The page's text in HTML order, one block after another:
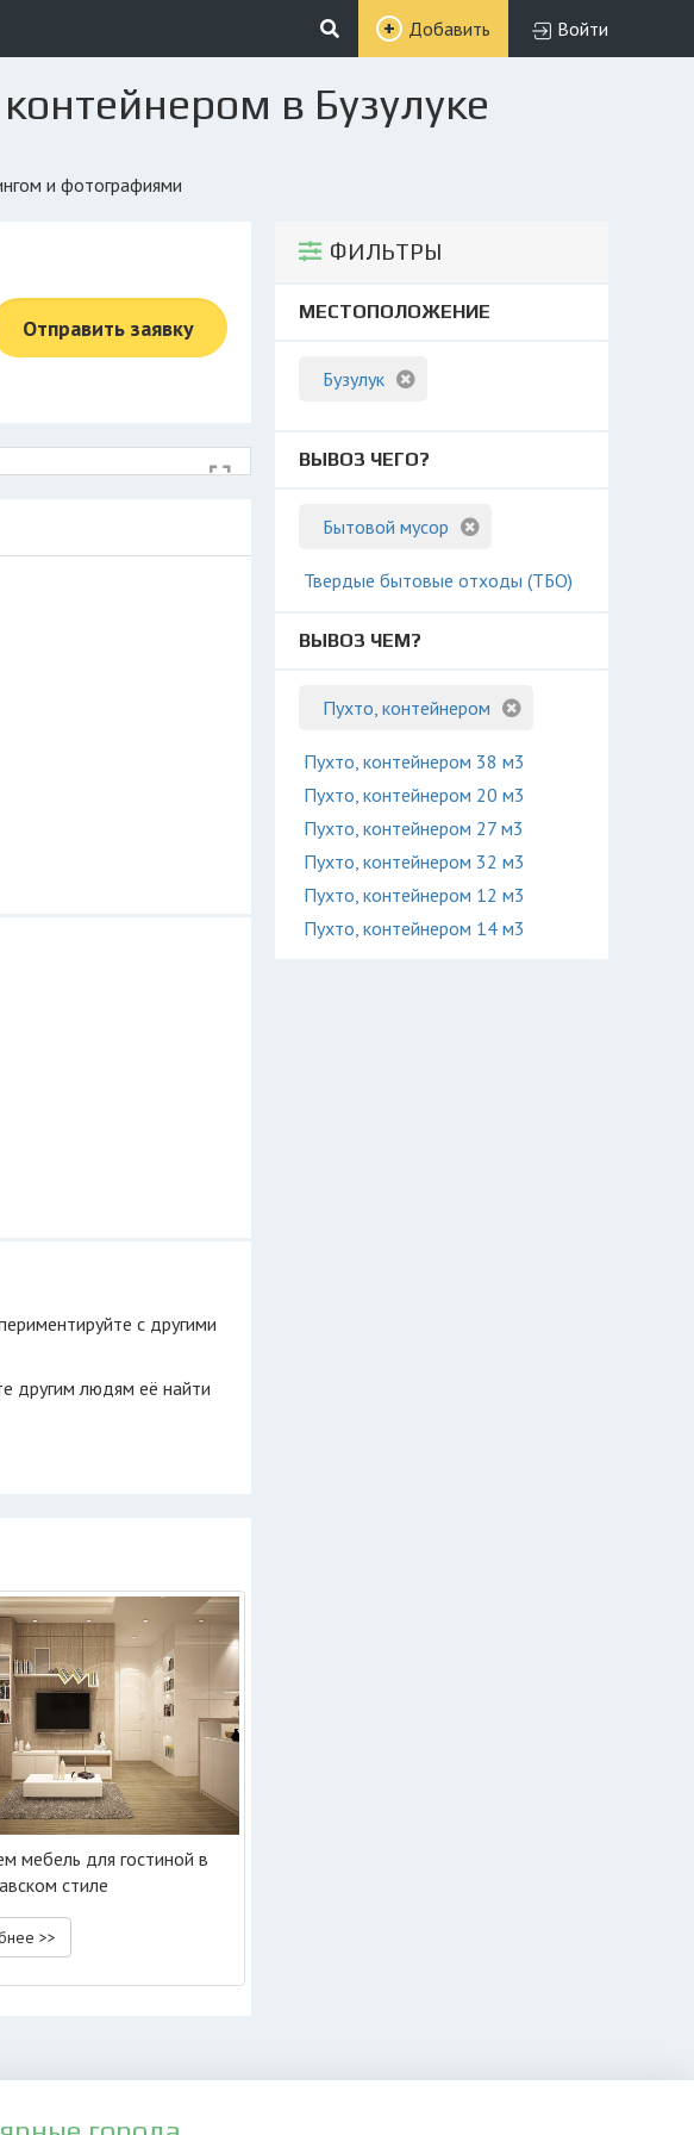
Добавить Войти
в Бузулуке
и фотографиями
ФИЛЬТРЫ
МЕСТОПОЛОЖЕНИЕ
Бузулук
ВЫВОЗ ЧЕГО?
Бытовой мусор
Твердые бытовые отходы (ТБО)
ВЫВОЗ ЧЕМ?
Пухто, контейнером
Пухто, контейнером 38 м3
Пухто, контейнером 20 м3
Пухто, контейнером 27 м3
Пухто, контейнером 32 м3
Пухто, контейнером 12 м3
Пухто, контейнером 14 м3
Отправить заявку
с другими
другим людям её найти
мебель для гостиной в
стиле
>>